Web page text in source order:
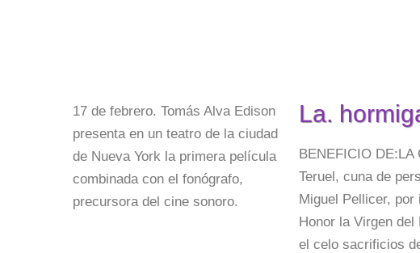
17 de febrero. Tomás Alva Edison
presenta en un teatro de la ciudad
de Nueva York la primera película
combinada con el fonógrafo,
precursora del cine sonoro.
La.
BENEFICIO
Teruel, cuna de
Miguel Pellicer,
Honor la Virgen
el celo sacrificios